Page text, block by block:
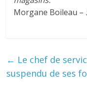
Morgane Boileau –
← Le chef de
suspendu de ses